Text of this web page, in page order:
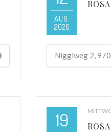
AUG.
2026
Nigglweg 2,
19